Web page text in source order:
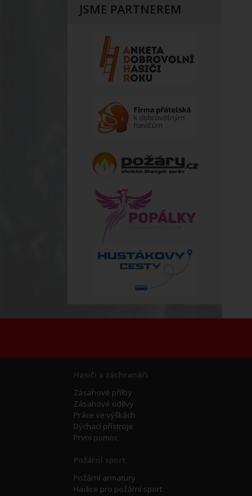
JSME PARTNEREM
Hasiči a záchranáři
Zásahové přilby
Zásahové oděvy
Práce ve výškách
Dýchací přístroje
První pomoc
Požární sport
Požární armatury
Hadice pro požární sport